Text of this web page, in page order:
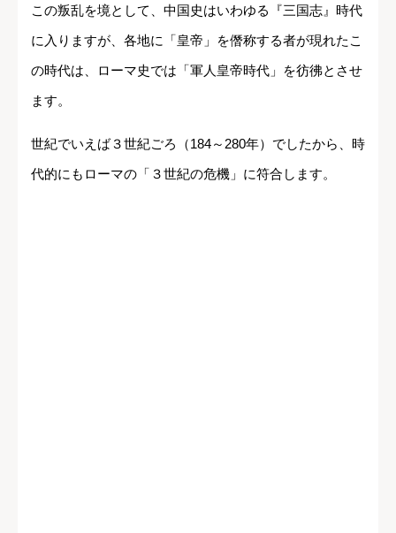
この叛乱を境として、中国史はいわゆる『三国志』時代
に入りますが、各地に「皇帝」を僭称する者が現れたこ
の時代は、ローマ史では「軍人皇帝時代」を彷彿とさせ
ます。
世紀でいえば３世紀ごろ（184～280年）でしたから、時
代的にもローマの「３世紀の危機」に符合します。